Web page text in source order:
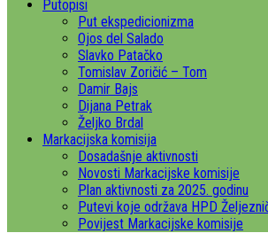
Putopisi
Put ekspedicionizma
Ojos del Salado
Slavko Patačko
Tomislav Zoričić – Tom
Damir Bajs
Dijana Petrak
Željko Brdal
Markacijska komisija
Dosadašnje aktivnosti
Novosti Markacijske komisije
Plan aktivnosti za 2025. godinu
Putevi koje održava HPD
Povijest Markacijske komisije